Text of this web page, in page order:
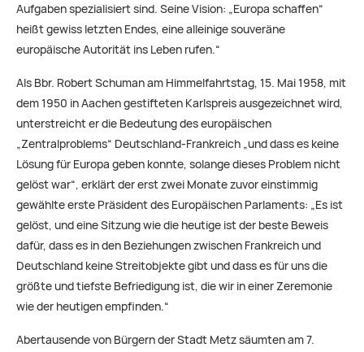
Aufgaben spezialisiert sind. Seine Vision: „Europa schaffen“
heißt gewiss letzten Endes, eine alleinige souveräne
europäische Autorität ins Leben rufen.“
Als Bbr. Robert Schuman am Himmelfahrtstag, 15. Mai 1958, mit
dem 1950 in Aachen gestifteten Karlspreis ausgezeichnet wird,
unterstreicht er die Bedeutung des europäischen
„Zentralproblems“ Deutschland-Frankreich „und dass es keine
Lösung für Europa geben konnte, solange dieses Problem nicht
gelöst war“, erklärt der erst zwei Monate zuvor einstimmig
gewählte erste Präsident des Europäischen Parlaments: „Es ist
gelöst, und eine Sitzung wie die heutige ist der beste Beweis
dafür, dass es in den Beziehungen zwischen Frankreich und
Deutschland keine Streitobjekte gibt und dass es für uns die
größte und tiefste Befriedigung ist, die wir in einer Zeremonie
wie der heutigen empfinden.“
Abertausende von Bürgern der Stadt Metz säum­ten am 7.